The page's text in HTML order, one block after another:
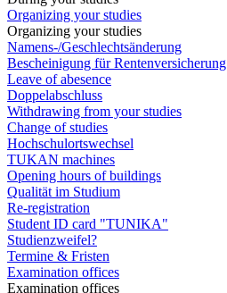
Organizing your studies
Organizing your studies
Namens-/Geschlechtsänderung
Bescheinigung für Rentenversicherung
Leave of abesence
Doppelabschluss
Withdrawing from your studies
Change of studies
Hochschulortswechsel
TUKAN machines
Opening hours of buildings
Qualität im Studium
Re-registration
Student ID card "TUNIKA"
Studienzweifel?
Termine & Fristen
Examination offices
Examination offices